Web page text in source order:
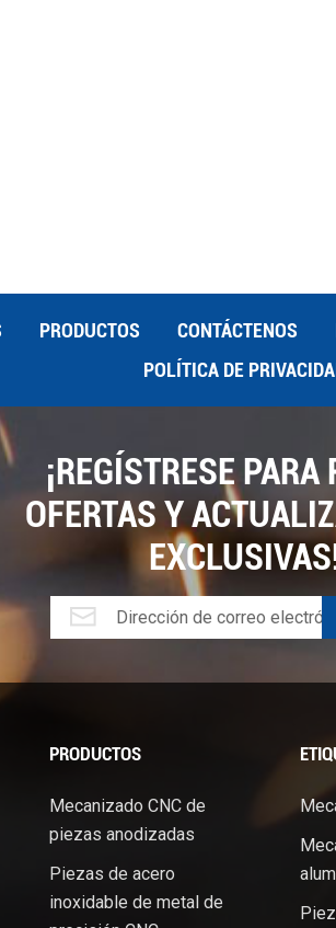
PRODUCTOS CONTÁCTENOS
POLÍTICA DE
¡REGÍSTRESE PARA
OFERTAS Y
PRODUCTOS
Mecanizado CNC de
piezas anodizadas
Piezas de acero
inoxidable de metal de